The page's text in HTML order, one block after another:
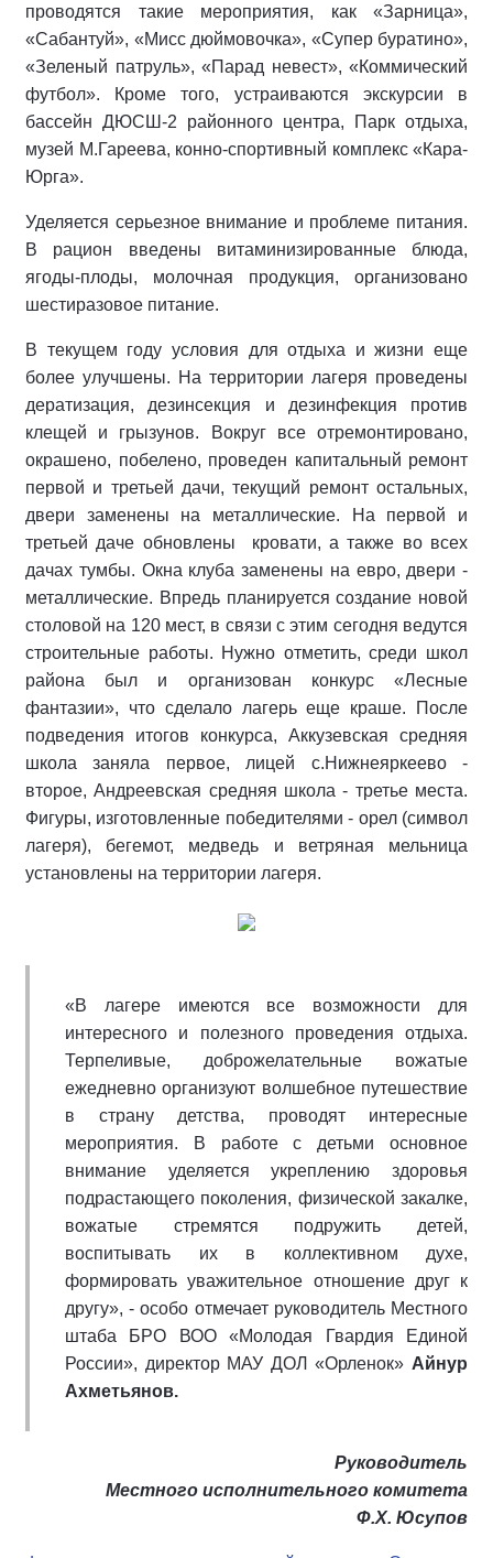
проводятся такие мероприятия, как «Зарница»,
«Сабантуй», «Мисс дюймовочка», «Супер буратино»,
«Зеленый патруль», «Парад невест», «Коммический
футбол». Кроме того, устраиваются экскурсии в
бассейн ДЮСШ-2 районного центра, Парк отдыха,
музей М.Гареева, конно-спортивный комплекс «Кара-
Юрга».
Уделяется серьезное внимание и проблеме питания.
В рацион введены витаминизированные блюда,
ягоды-плоды, молочная продукция, организовано
шестиразовое питание.
В текущем году условия для отдыха и жизни еще
более улучшены. На территории лагеря проведены
дератизация, дезинсекция и дезинфекция против
клещей и грызунов. Вокруг все отремонтировано,
окрашено, побелено, проведен капитальный ремонт
первой и третьей дачи, текущий ремонт остальных,
двери заменены на металлические. На первой и
третьей даче обновлены кровати, а также во всех
дачах тумбы. Окна клуба заменены на евро, двери -
металлические. Впредь планируется создание новой
столовой на 120 мест, в связи с этим сегодня ведутся
строительные работы. Нужно отметить, среди школ
района был и организован конкурс «Лесные
фантазии», что сделало лагерь еще краше. После
подведения итогов конкурса, Аккузевская средняя
школа заняла первое, лицей с.Нижнеяркеево -
второе, Андреевская средняя школа - третье места.
Фигуры, изготовленные победителями - орел (символ
лагеря), бегемот, медведь и ветряная мельница
установлены на территории лагеря.
«В лагере имеются все возможности для
интересного и полезного проведения отдыха.
Терпеливые, доброжелательные вожатые
ежедневно организуют волшебное путешествие
в страну детства, проводят интересные
мероприятия. В работе с детьми основное
внимание уделяется укреплению здоровья
подрастающего поколения, физической закалке,
вожатые стремятся подружить детей,
воспитывать их в коллективном духе,
формировать уважительное отношение друг к
другу», - особо отмечает руководитель Местного
штаба БРО ВОО «Молодая Гвардия Единой
России», директор МАУ ДОЛ «Орленок» Айнур
Ахметьянов.
Руководитель
Местного исполнительного комитета
Ф.Х. Юсупов